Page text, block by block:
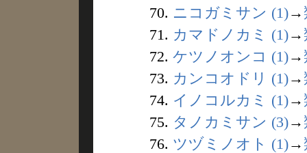
70. ニコガミサン (1)→
71. カマドノカミ (1)→
72. ケツノオンコ (1)→
73. カンコオドリ (1)→
74. イノコルカミ (1)→
75. タノカミサン (3)→
76. ツヅミノオト (1)→